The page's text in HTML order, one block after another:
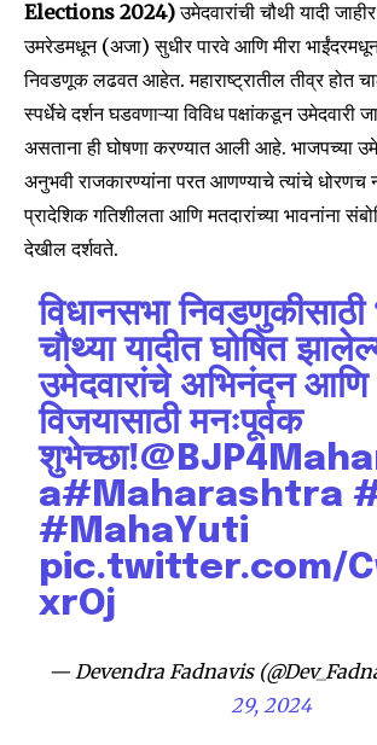
Elections 2024)उमेदवारांची चौथी यादी
उमरेडमधून (अजा) सुधीर पारवे आणि मीरा
निवडणूक लढवत आहेत. महाराष्ट्रातील तीव्र होत
स्पर्धेचे दर्शन घडवणाऱ्या विविध पक्षांकडून उमेदवारी
असताना ही घोषणा करण्यात आली आहे. भाजपच्या
अनुभवी राजकारण्यांना परत आणण्याचे त्यांचे धोरणच
प्रादेशिक गतिशीलता आणि मतदारांच्या भावनांना
देखील दर्शवते.
विधानसभा निवडणुकीसाठी
चौथ्या यादीत घोषित
उमेदवारांचे अभिनंदन आणि
विजयासाठी मनःपूर्वक
शुभेच्छा!
a#Maharashtra
#MahaYuti
pic.twitter.com/
xrOj
— Devendra Fadnavis
29, 2024